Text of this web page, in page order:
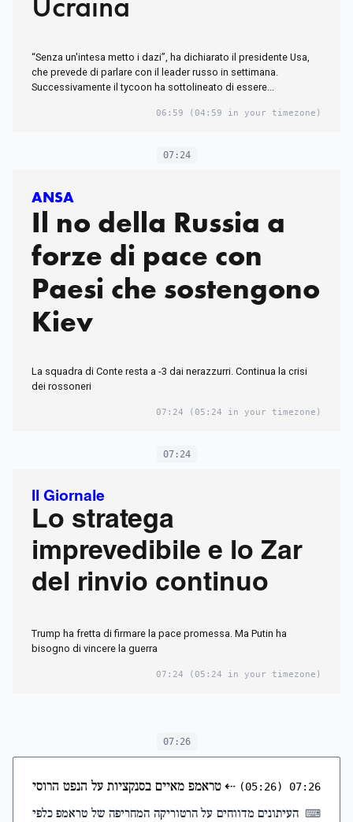
“Senza un'intesa metto i dazi”, ha dichiarato il presidente Usa,
che prevede di parlare con il leader russo in settimana.
Successivamente il tycoon ha sottolineato di essere...
06:59 (04:59 in your timezone)
07:24
ANSA
Il no della Russia a
forze di pace con
Paesi che sostengono
Kiev
La squadra di Conte resta a -3 dai nerazzurri. Continua la crisi
dei rossoneri
07:24 (05:24 in your timezone)
07:24
Il Giornale
Lo stratega
imprevedibile e lo Zar
del rinvio continuo
Trump ha fretta di firmare la pace promessa. Ma Putin ha
bisogno di vincere la guerra
07:24 (05:24 in your timezone)
07:26
07:26
(05:26)
⇠טראמפ מאיים בסנקציות על הנפט הרוסי
⌨ העיתונים מדווחים על הרטוריקה המחריפה של טראמפ כלפי